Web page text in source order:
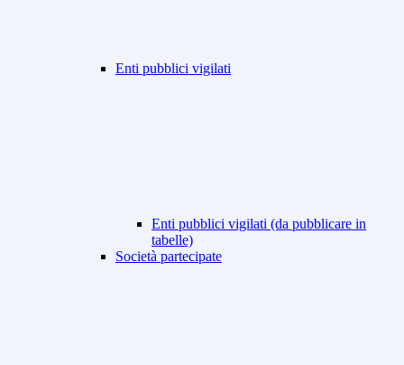
Enti pubblici vigilati
Enti pubblici vigilati (da pubblicare in
tabelle)
Società partecipate